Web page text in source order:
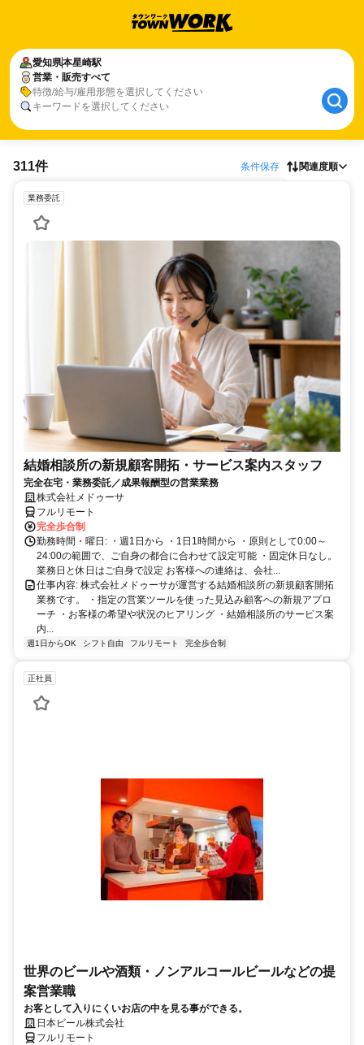
愛知県本星崎駅
営業・販売すべて
特徴/給与/雇用形態を選択してください
キーワードを選択してください
311件 条件保存 関連度順
業務委託
結婚相談所の新規顧客開拓・サービス案内スタッフ
完全在宅・業務委託／成果報酬型の営業業務
株式会社メドゥーサ
フルリモート
完全歩合制
勤務時間・曜日: ・週1日から ・1日1時間から ・原則として0:00～
24:00の範囲で、ご自身の都合に合わせて設定可能 ・固定休日なし。
業務日と休日はご自身で設定 お客様への連絡は、会社...
仕事内容: 株式会社メドゥーサが運営する結婚相談所の新規顧客開拓
業務です。 ・指定の営業ツールを使った見込み顧客への新規アプロ
ーチ ・お客様の希望や状況のヒアリング ・結婚相談所のサービス案
内...
週1日からOK シフト自由 フルリモート 完全歩合制
正社員
世界のビールや酒類・ノンアルコールビールなどの提
案営業職
お客として入りにくいお店の中を見る事ができる。
日本ビール株式会社
フルリモート